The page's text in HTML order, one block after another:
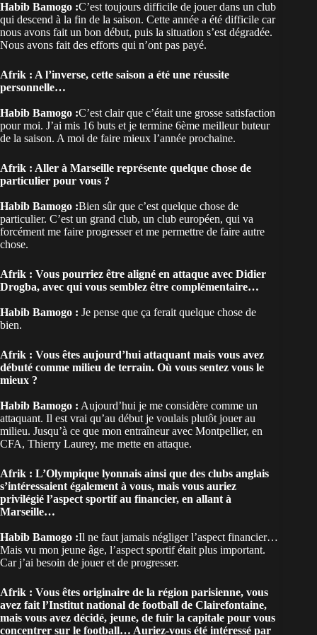
Habib Bamogo :C’est toujours difficile de jouer dans un club
qui descend à la fin de la saison. Cette année a été difficile car
nous avons fait un bon début, puis la situation s’est dégradée.
Nous avons fait des efforts qui n’ont pas payé.
Afrik : A l’inverse, cette saison a été une réussite
personnelle…
Habib Bamogo :C’est clair que c’était une grosse satisfaction
pour moi. J’ai mis 16 buts et je termine 6ème meilleur buteur
de la saison. A moi de faire mieux l’année prochaine.
Afrik : Aller à Marseille représente quelque chose de
particulier pour vous ?
Habib Bamogo :Bien sûr que c’est quelque chose de
particulier. C’est un grand club, un club européen, qui va
forcément me faire progresser et me permettre de faire autre
chose.
Afrik : Vous pourriez être aligné en attaque avec Didier
Drogba, avec qui vous semblez être complémentaire…
Habib Bamogo : Je pense que ça ferait quelque chose de
bien.
Afrik : Vous êtes aujourd’hui attaquant mais vous avez
débuté comme milieu de terrain. Où vous sentez vous le
mieux ?
Habib Bamogo : Aujourd’hui je me considère comme un
attaquant. Il est vrai qu’au début je voulais plutôt jouer au
milieu. Jusqu’à ce que mon entraîneur avec Montpellier, en
CFA, Thierry Laurey, me mette en attaque.
Afrik : L’Olympique lyonnais ainsi que des clubs anglais
s’intéressaient également à vous, mais vous auriez
privilégié l’aspect sportif au financier, en allant à
Marseille…
Habib Bamogo :Il ne faut jamais négliger l’aspect financier…
Mais vu mon jeune âge, l’aspect sportif était plus important.
Car j’ai besoin de jouer et de progresser.
Afrik : Vous êtes originaire de la région parisienne, vous
avez fait l’Institut national de football de Clairefontaine,
mais vous avez décidé, jeune, de fuir la capitale pour vous
concentrer sur le football… Auriez-vous été intéressé par